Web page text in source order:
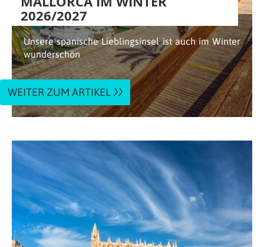
2026/2027
Unsere spanische Lieblingsinsel ist auch im Winter
wunderschön
WEITER ZUM ARTIKEL